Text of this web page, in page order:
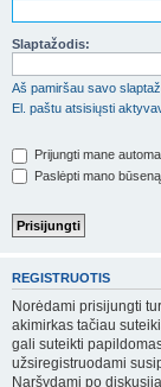
Slaptažodis:
Aš pamiršau savo
El. paštu atsisiųsti
Prijungti mane
Paslėpti mano
REGISTRUOTIS
Norėdami prisijungti
akimirkas tačiau
gali suteikti
užsiregistruodami
Naršydami po